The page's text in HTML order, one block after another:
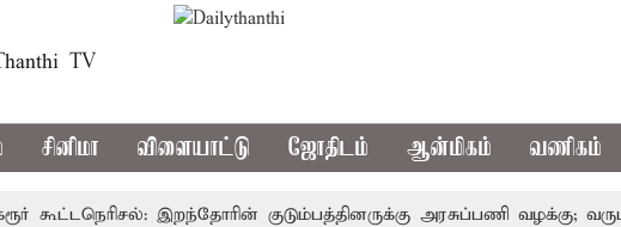
TV
சினிமா விளையாட்டு ஜோதிடம் ஆன்மிகம் வணிகம்
இறந்தோரின் குடும்பத்தினருக்கு அரசுப்பணி வழக்கு; வரும்